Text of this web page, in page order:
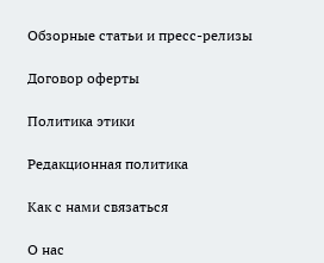
Обзорные статьи и пресс-релизы
Договор оферты
Политика этики
Редакционная политика
Как с нами связаться
О нас